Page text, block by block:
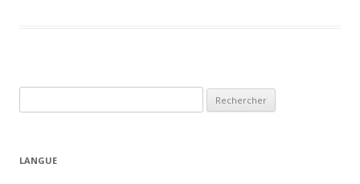
e
hLANGUE